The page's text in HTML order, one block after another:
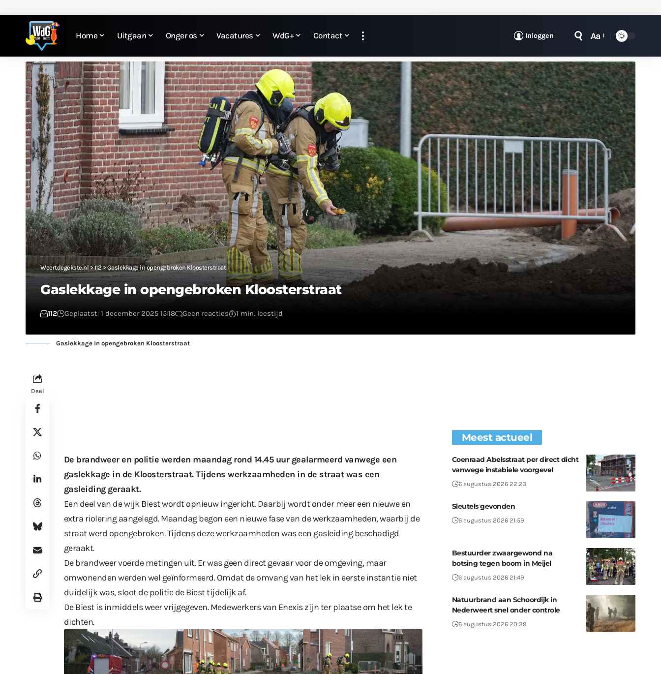
Home Uitgaan Onger os Vacatures WdG+ Contact Inloggen Aa
Weertdegekste.nl>112>Gaslekkage in opengebroken Kloosterstraat
Gaslekkage in opengebroken Kloosterstraat
112 Geplaatst: 1 december 2025 15:18 Geen reacties 1 min. leestijd
Gaslekkage in opengebroken Kloosterstraat
Deel
De brandweer en politie werden maandag rond 14.45 uur gealarmeerd vanwege een
gaslekkage in de Kloosterstraat. Tijdens werkzaamheden in de straat was een
gasleiding geraakt.
Een deel van de wijk Biest wordt opnieuw ingericht. Daarbij wordt onder meer een nieuwe en
extra riolering aangelegd. Maandag begon een nieuwe fase van de werkzaamheden, waarbij de
straat werd opengebroken. Tijdens deze werkzaamheden was een gasleiding beschadigd
geraakt.
De brandweer voerde metingen uit. Er was geen direct gevaar voor de omgeving, maar
omwonenden werden wel geïnformeerd. Omdat de omvang van het lek in eerste instantie niet
duidelijk was, sloot de politie de Biest tijdelijk af.
De Biest is inmiddels weer vrijgegeven. Medewerkers van Enexis zijn ter plaatse om het lek te
dichten.
Meest actueel
Coenraad Abelsstraat per direct dicht
vanwege instabiele voorgevel
6 augustus 2026 22:23
Sleutels gevonden
6 augustus 2026 21:59
Bestuurder zwaargewond na
botsing tegen boom in Meijel
6 augustus 2026 21:49
Natuurbrand aan Schoordijk in
Nederweert snel onder controle
6 augustus 2026 20:39